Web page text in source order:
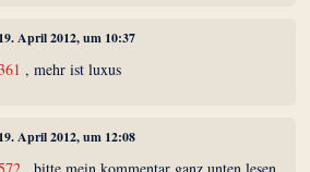
April 2012, um 10:37
, mehr ist luxus
April 2012, um 12:08